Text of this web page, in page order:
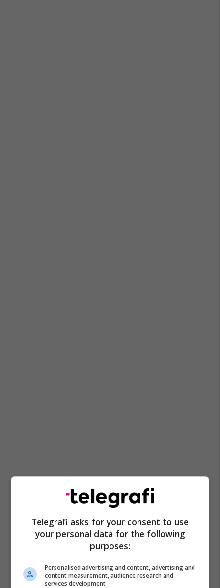
Telegrafi asks for your consent to use
your personal data for the following
purposes:
Personalised advertising and content, advertising and
content measurement, audience research and
services development